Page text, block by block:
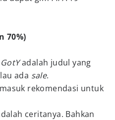
70%)
adalah judul yang
ada sale.
rekomendasi untuk
ceritanya. Bahkan